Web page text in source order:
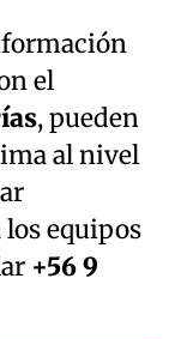
el
, pueden
al nivel
equipos
+56 9